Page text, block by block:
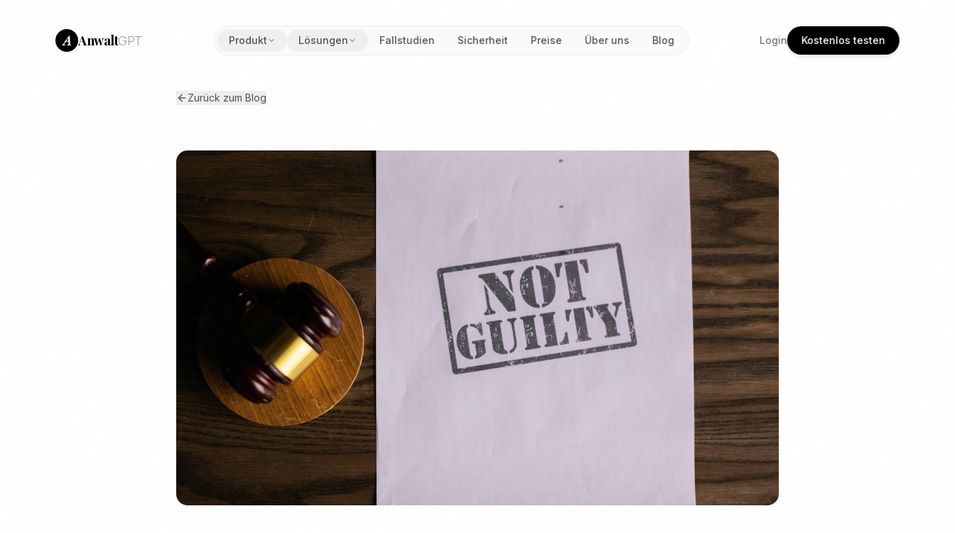
A AnwaltGPT Produkt Lösungen Fallstudien Sicherheit Preise Über uns Blog Login Kostenlos testen
Zurück zum Blog